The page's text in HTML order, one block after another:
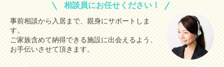
相談員にお任せください！
事前相談から入居まで、親身にサポートしま
す。
ご家族含めて納得できる施設に出会えるよう、
お手伝いさせて頂きます。